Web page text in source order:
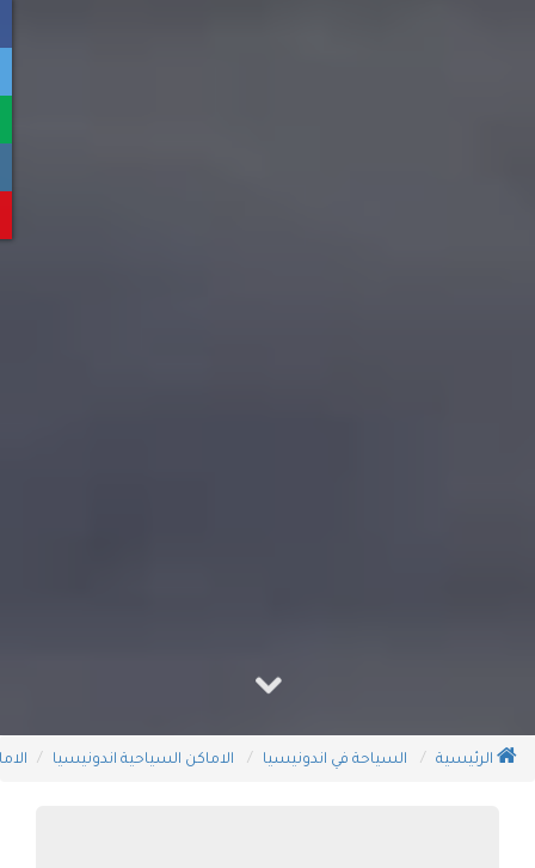
الرئيسية السياحة في اندونيسيا الاماكن السياحية اندونيسيا